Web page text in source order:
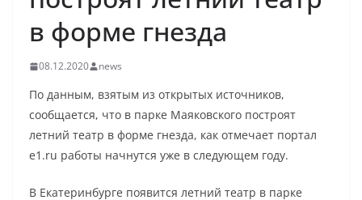
в форме гнезда
08.12.2020 news
По данным, взятым из открытых источников,
сообщается, что в парке Маяковского построят
летний театр в форме гнезда, как отмечает портал
e1.ru работы начнутся уже в следующем году.
В Екатеринбурге появится летний театр в парке